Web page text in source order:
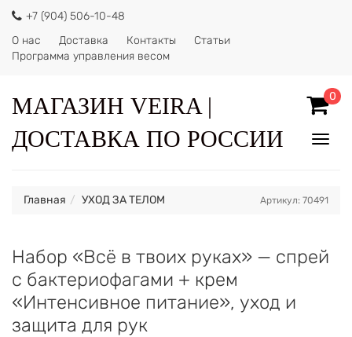
+7 (904) 506-10-48
О нас
Доставка Контакты
Статьи
Программа управления весом
МАГАЗИН VEIRA |
ДОСТАВКА ПО РОССИИ
0
Главная УХОД ЗА ТЕЛОМ Артикул: 70491
Набор «Всё в твоих руках» — спрей
с бактериофагами + крем
«Интенсивное питание», уход и
защита для рук